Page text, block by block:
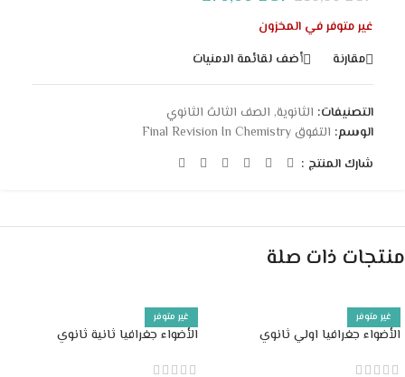
غير متوفر في المخزون
مقارنة
أضف لقائمة الامنيات
التصنيفات: الثانوية, الصف الثالث الثانوي
الوسم: التفوق Final Revision In Chemistry
شارك المنتج :
منتجات ذات صلة
غير متوفر
الأضواء جغرافيا اولي ثانوي
غير متوفر
الأضواء جغرافيا ثانية ثانوي